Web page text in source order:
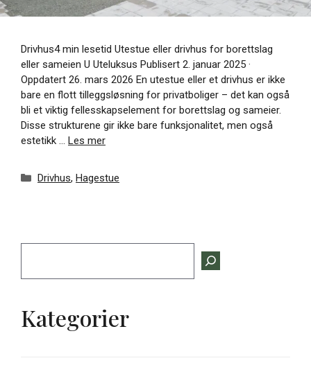
Drivhus4 min lesetid Utestue eller drivhus for borettslag
eller sameien U Uteluksus Publisert 2. januar 2025 ·
Oppdatert 26. mars 2026 En utestue eller et drivhus er ikke
bare en flott tilleggsløsning for privatboliger – det kan også
bli et viktig fellesskapselement for borettslag og sameier.
Disse strukturene gir ikke bare funksjonalitet, men også
estetikk … Les mer
Kategorier
Drivhus, Hagestue
Kategorier